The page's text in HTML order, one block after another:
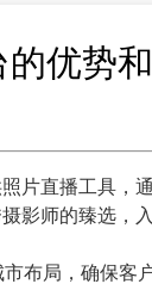
优势
片直播工具，
师的臻选，
布局，确保客